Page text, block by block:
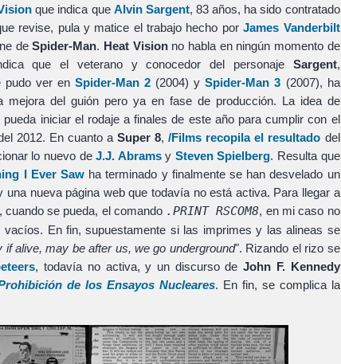
que indica que Alvin Sargent, 83 años, ha sido contratado
revise, pula y matice el trabajo hecho porJames Vanderbilt
deSpider-Man. Heat Visionno habla en ningún momento de
que el veterano y conocedor del personaje Sargent,
pudo ver enSpider-Man 2 (2004) ySpider-Man 3 (2007), ha
mejora del guión pero ya en fase de producción. La idea de
pueda iniciar el rodaje a finales de este año para cumplir con el
2012. En cuanto aSuper 8,/Films recopila el resultado del
lo nuevo deJ.J. Abramsy Steven Spielberg. Resulta que
I Ever Saw ha terminado y finalmente se han desvelado un
una nueva página web que todavía no está activa. Para llegar a
se pueda, el comando .PRINT RSCOM8, en mi caso no
vacíos. En fin, supuestamente si las imprimes y las alineas se
if alive, may be after us, we go underground". Rizando el rizo se
, todavía no activa, y un discurso deJohn F. Kennedy
de los Ensayos Nucleares. En fin, se complica la